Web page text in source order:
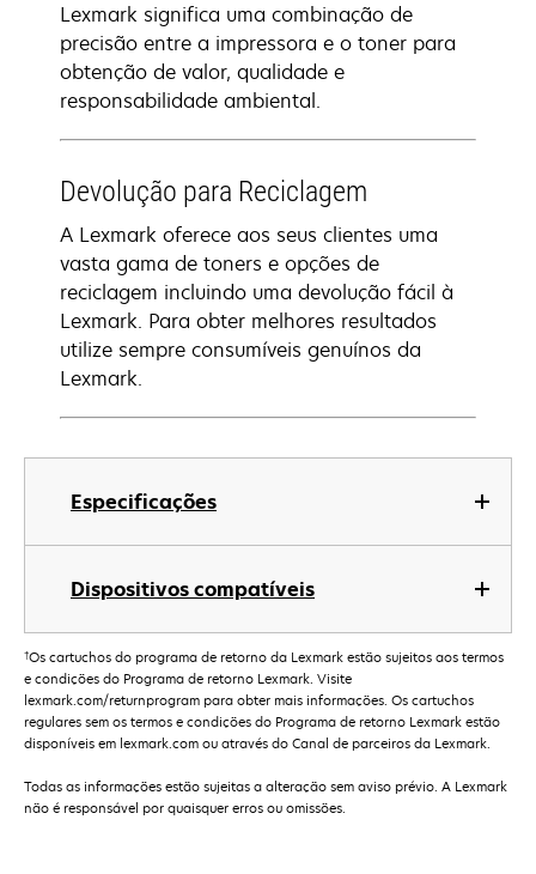
Especificações
Dispositivos compatíveis
Lexmark significa uma combinação de
precisão entre a impressora e o toner para
obtenção de valor, qualidade e
responsabilidade ambiental.
Devolução para Reciclagem
A Lexmark oferece aos seus clientes uma
vasta gama de toners e opções de
reciclagem incluindo uma devolução fácil à
Lexmark. Para obter melhores resultados
utilize sempre consumíveis genuínos da
Lexmark.
†Os cartuchos do programa de retorno da Lexmark estão sujeitos aos termos
e condições do Programa de retorno Lexmark. Visite
lexmark.com/returnprogram para obter mais informações. Os cartuchos
regulares sem os termos e condições do Programa de retorno Lexmark estão
disponíveis em lexmark.com ou através do Canal de parceiros da Lexmark.
Todas as informações estão sujeitas a alteração sem aviso prévio. A Lexmark
não é responsável por quaisquer erros ou omissões.